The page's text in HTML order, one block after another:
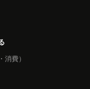
費）